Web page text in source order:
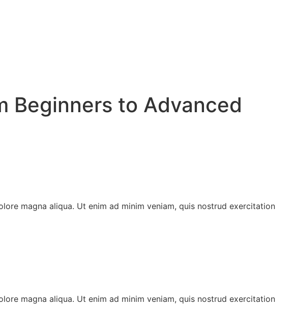
Beginners to Advanced
magna aliqua. Ut enim ad minim veniam, quis nostrud exercitation
magna aliqua. Ut enim ad minim veniam, quis nostrud exercitation